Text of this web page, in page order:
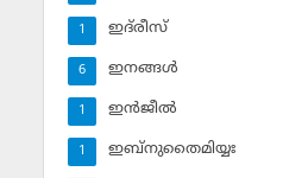
ഇദ്‌രീസ്‌
1
ഇനങ്ങള്‍
6
ഇന്‍ജീല്‍
1
ഇബ്‌നുതൈമിയ്യഃ
1